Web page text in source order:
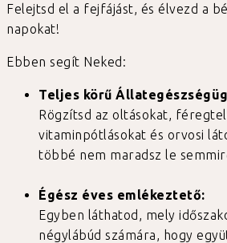
Felejtsd el a fejfájást, és élvezd a
napokat!
Ebben segít Neked:
Teljes körű
Rögzítsd az oltásokat,
vitaminpótlásokat és orvosi
többé nem maradsz le
Égész éves emlékeztető:
Egyben láthatod, mely
négylábúd számára, hogy